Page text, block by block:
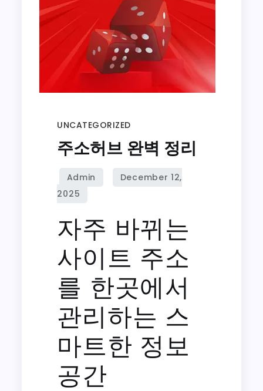
UNCATEGORIZED
주소허브 완벽 정리
자주 바뀌는
사이트 주소
를 한곳에서
관리하는 스
마트한 정보
공간